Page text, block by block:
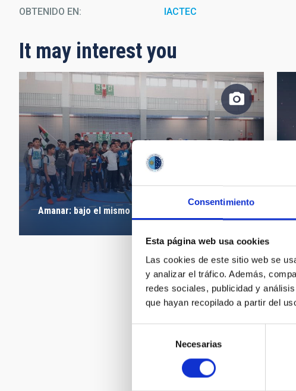
Consentimiento
Esta página web usa cookies
Las cookies de este sitio web se
y analizar el tráfico. Además,
redes sociales, publicidad y
que hayan recopilado a partir del
consentimiento
Necesarias
OBTENIDO EN IACTEC
It may interest you
Amanar: bajo el mismo cielo